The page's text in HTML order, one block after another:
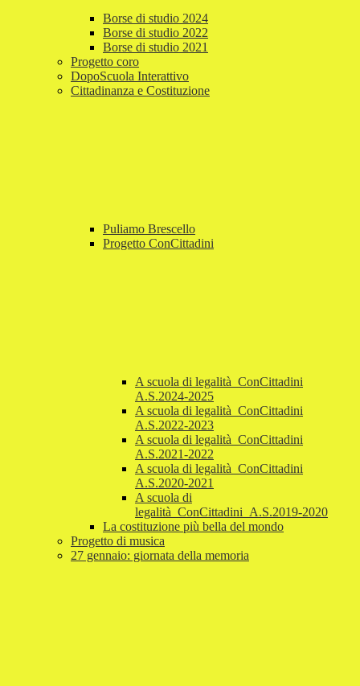
Borse di studio 2024
Borse di studio 2022
Borse di studio 2021
Progetto coro
DopoScuola Interattivo
Cittadinanza e Costituzione
Puliamo Brescello
Progetto ConCittadini
A scuola di legalità_ConCittadini
A.S.2024-2025
A scuola di legalità_ConCittadini
A.S.2022-2023
A scuola di legalità_ConCittadini
A.S.2021-2022
A scuola di legalità_ConCittadini
A.S.2020-2021
A scuola di
legalità_ConCittadini_A.S.2019-2020
La costituzione più bella del mondo
Progetto di musica
27 gennaio: giornata della memoria